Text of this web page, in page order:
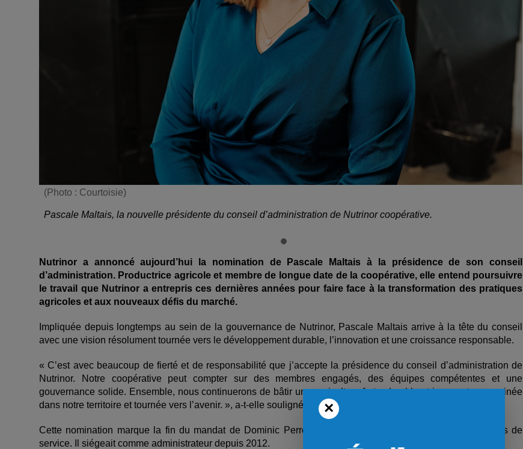
(Photo : Courtoisie)
Pascale Maltais, la nouvelle présidente du conseil d’administration de Nutrinor coopérative.
Nutrinor a annoncé aujourd’hui la nomination de Pascale Maltais à la présidence de son conseil
d’administration. Productrice agricole et membre de longue date de la coopérative, elle entend poursuivre
le travail que Nutrinor a entrepris ces dernières années pour faire face à la transformation des pratiques
agricoles et aux nouveaux défis du marché.
Impliquée depuis longtemps au sein de la gouvernance de Nutrinor, Pascale Maltais arrive à la tête du conseil
avec une vision résolument tournée vers le développement durable, l’innovation et une croissance responsable.
« C’est avec beaucoup de fierté et de responsabilité que j’accepte la présidence du conseil d’administration de
Nutrinor. Notre coopérative peut compter sur des membres engagés, des équipes compétentes et une
gouvernance solide. Ensemble, nous continuerons de bâtir une agriculture forte, durable et innovante, enracinée
dans notre territoire et tournée vers l’avenir. », a-t-elle souligné.
Cette nomination marque la fin du mandat de Dominic Perron, qui quitte la présidence après sept années de
service. Il siégeait comme administrateur depuis 2012.
×